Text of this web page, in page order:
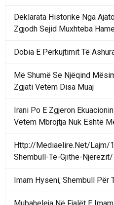
Deklarata Historike Nga
Zgjodh Sejid Muxhteba
Dobia E Përkujtimit Të
Më Shumë Se Njëqind
Zgjati Vetëm Disa Muaj
Irani Po E Zgjeron
Vetëm Mbrojtja Nuk Është
Http://Mediaelire.Net/Lajm/
Shembull-Te-Gjithe-Njerezit/
Imam Hyseni, Shembull Për